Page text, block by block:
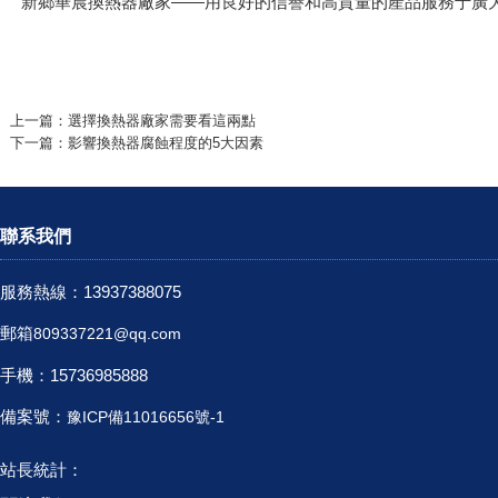
上一篇： 選擇換熱器廠家需要看這兩點
下一篇： 影響換熱器腐蝕程度的5大因素
聯系我們
服務熱線：13937388075
郵箱809337221@qq.com
手機：15736985888
備案號： 豫ICP備11016656號-1
站長統計：